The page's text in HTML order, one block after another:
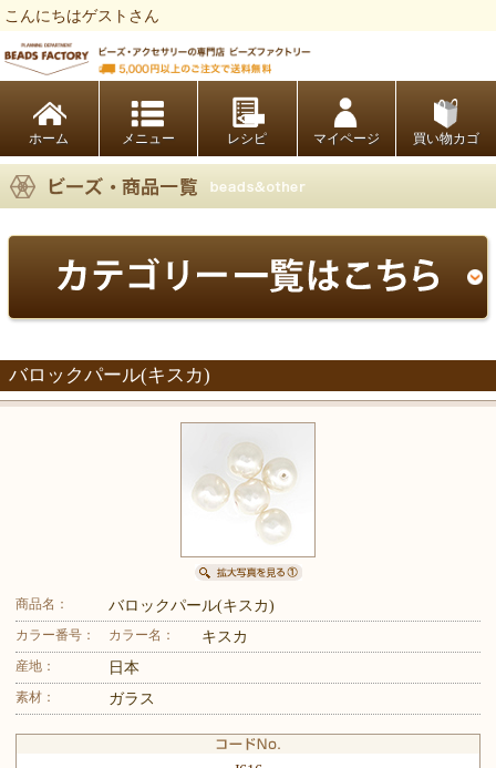
こんにちはゲストさん
ホーム レシピ マイページ 買い物カゴ
バロックパール(キスカ)
商品名： バロックパール(キスカ)
カラー番号： カラー名： キスカ
産地： 日本
素材： ガラス